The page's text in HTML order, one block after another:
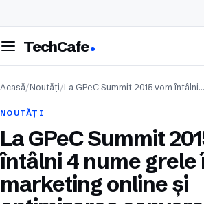
meniul
TechCafe
Acasă/Noutăți/La GPeC Summit 2015 vom întâlni…
NOUTĂȚI
La GPeC Summit
întâlni 4 nume grele
marketing online şi